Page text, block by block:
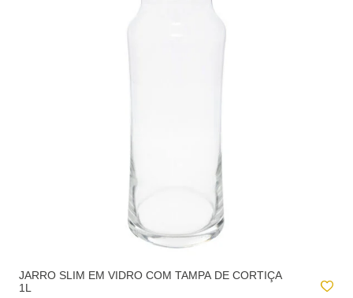
JARRO SLIM EM VIDRO COM TAMPA DE CORTIÇA
1L